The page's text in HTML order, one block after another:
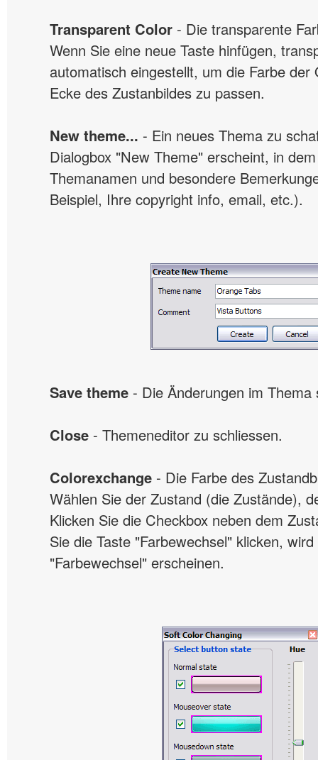
Transparent Color - Die transparente
Wenn Sie eine neue Taste hinfügen,
automatisch eingestellt, um die Farbe der
Ecke des Zustanbildes zu passen.
New theme... - Ein neues Thema zu
Dialogbox "New Theme" erscheint, in
Themanamen und besondere
Beispiel, Ihre copyright info, email, etc.).
Save theme - Die Änderungen im Thema
Close - Themeneditor zu schliessen.
Colorexchange - Die Farbe des
Wählen Sie der Zustand (die Zustände),
Klicken Sie die Checkbox neben dem
Sie die Taste "Farbewechsel" klicken,
"Farbewechsel" erscheinen.